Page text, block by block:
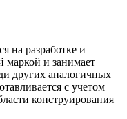
на разработке и
и занимает
других аналогичных
с учетом
конструирования